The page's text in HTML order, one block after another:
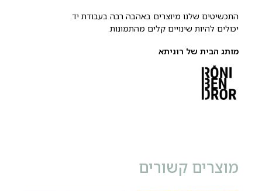
התכשיטים שלנו מיוצרים באהבה רבה בעבודת יד.
יכולים להיות שינויים קלים מהתמונות.
מותג הבית של רוניתא
מוצרים קשורים